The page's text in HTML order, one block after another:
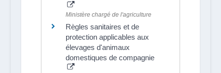
Ministère chargé de l'agriculture
Règles sanitaires et de
protection applicables aux
élevages d'animaux
domestiques de compagnie